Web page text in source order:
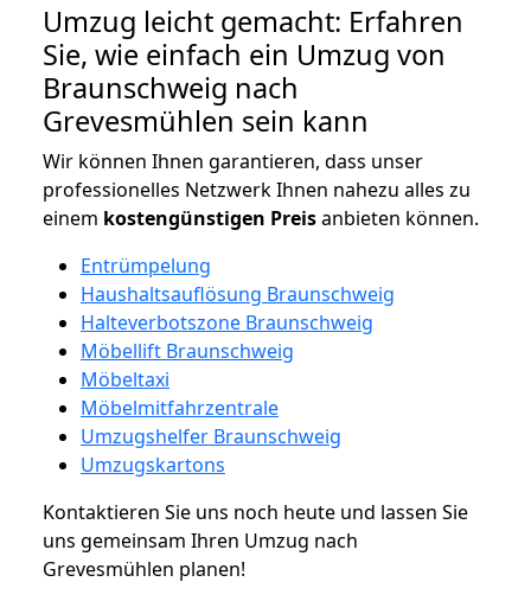
Umzug leicht gemacht: Erfahren
Sie, wie einfach ein Umzug von
Braunschweig nach
Grevesmühlen sein kann
Wir können Ihnen garantieren, dass unser
professionelles Netzwerk Ihnen nahezu alles zu
einem kostengünstigen Preisanbieten können.
Entrümpelung
Haushaltsauflösung Braunschweig
Halteverbotszone Braunschweig
Möbellift Braunschweig
Möbeltaxi
Möbelmitfahrzentrale
Umzugshelfer Braunschweig
Umzugskartons
Kontaktieren Sie uns noch heute und lassen Sie
uns gemeinsam Ihren Umzug nach
Grevesmühlen planen!